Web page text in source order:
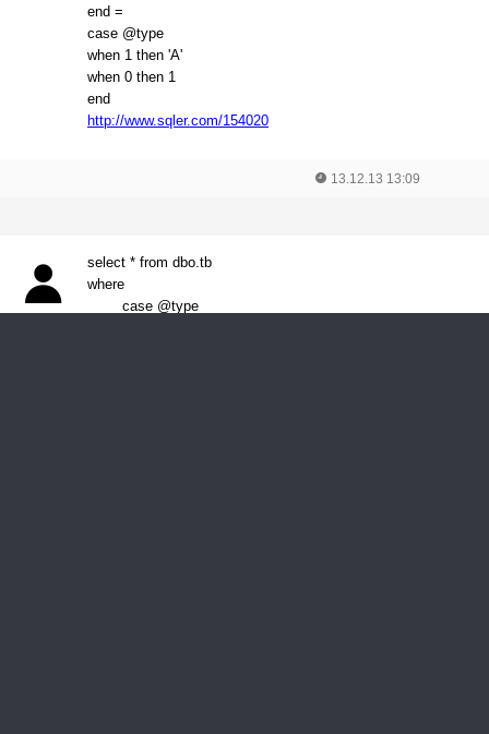
end =
case @type
when 1 then 'A'
when 0 then 1
end
http://www.sqler.com/154020
13.12.13 13:09
select * from dbo.tb
where
case @type